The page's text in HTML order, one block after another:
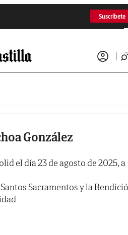
Suscríbete
González
el día 23 de agosto de 2025, a
Sacramentos y la